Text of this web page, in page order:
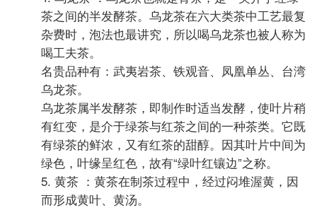
茶之间的半发酵茶。乌龙茶在六大类茶中工艺最复
杂费时，泡法也最讲究，所以喝乌龙茶也被人称为
喝工夫茶。
名贵品种有：武夷岩茶、铁观音、凤凰单丛、台湾
乌龙茶。
乌龙茶属半发酵茶，即制作时适当发酵，使叶片稍
有红变，是介于绿茶与红茶之间的一种茶类。它既
有绿茶的鲜浓，又有红茶的甜醇。因其叶片中间为
绿色，叶缘呈红色，故有“绿叶红镶边”之称。
5. 黄茶 ：黄茶在制茶过程中，经过闷堆渥黄，因
而形成黄叶、黄汤。